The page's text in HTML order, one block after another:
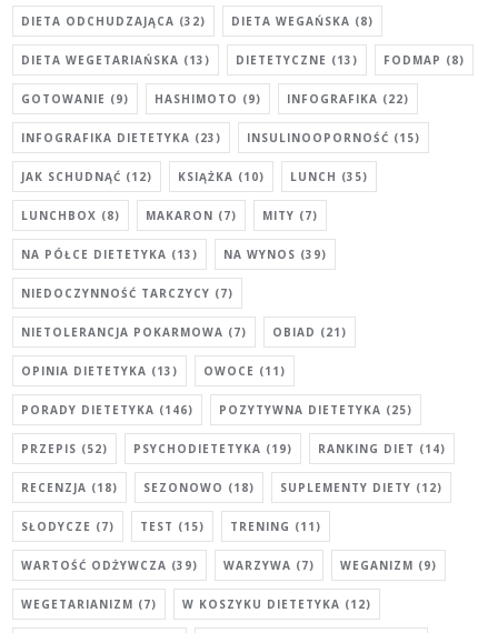
DIETA ODCHUDZAJĄCA (32) DIETA WEGAŃSKA (8)
DIETA WEGETARIAŃSKA (13) DIETETYCZNE (13) FODMAP (8)
GOTOWANIE (9) HASHIMOTO (9) INFOGRAFIKA (22)
INFOGRAFIKA DIETETYKA (23) INSULINOOPORNOŚĆ (15)
JAK SCHUDNĄĆ (12) KSIĄŻKA (10) LUNCH (35)
LUNCHBOX (8) MAKARON (7) MITY (7)
NA PÓŁCE DIETETYKA (13) NA WYNOS (39)
NIEDOCZYNNOŚĆ TARCZYCY (7)
NIETOLERANCJA POKARMOWA (7) OBIAD (21)
OPINIA DIETETYKA (13) OWOCE (11)
PORADY DIETETYKA (146) POZYTYWNA DIETETYKA (25)
PRZEPIS (52) PSYCHODIETETYKA (19) RANKING DIET (14)
RECENZJA (18) SEZONOWO (18) SUPLEMENTY DIETY (12)
SŁODYCZE (7) TEST (15) TRENING (11)
WARTOŚĆ ODŻYWCZA (39) WARZYWA (7) WEGANIZM (9)
WEGETARIANIZM (7) W KOSZYKU DIETETYKA (12)